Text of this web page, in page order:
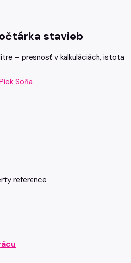
stavieb
– presnosť v kalkuláciách, istota
reference